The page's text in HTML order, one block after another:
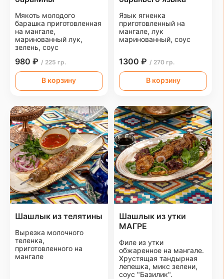
Мякоть молодого
барашка приготовленная
на мангале,
маринованный лук,
зелень, соус
980 ₽ / 225 гр.
В корзину
Язык ягненка
приготовленный на
мангале, лук
маринованный, соус
1300 ₽ / 270 гр.
В корзину
Шашлык из телятины
Вырезка молочного
теленка,
приготовленного на
мангале
Шашлык из утки
МАГРЕ
Филе из утки
обжаренное на мангале.
Хрустящая тандырная
лепешка, микс зелени,
соус "Базилик".